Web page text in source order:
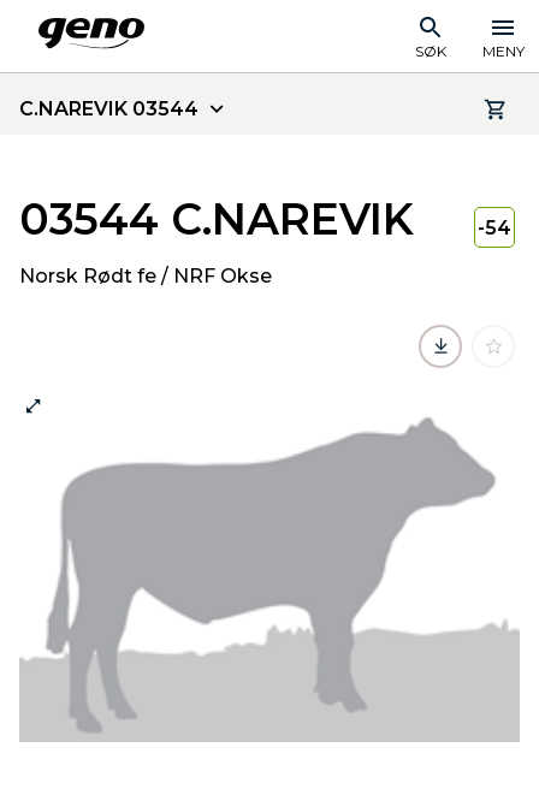
SØK MENY
C.NAREVIK 03544
03544 C.NAREVIK
Norsk Rødt fe / NRF Okse
-54